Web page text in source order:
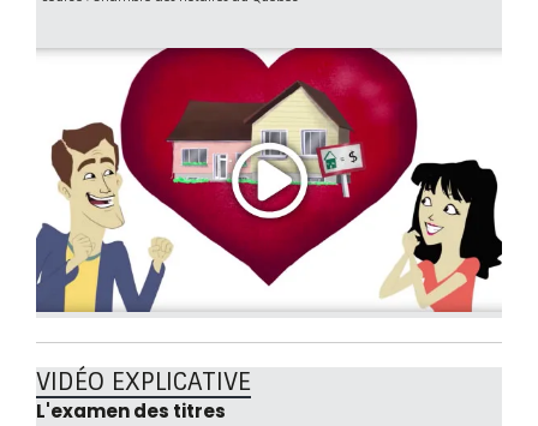
VIDÉO EXPLICATIVE
L'examen des titres